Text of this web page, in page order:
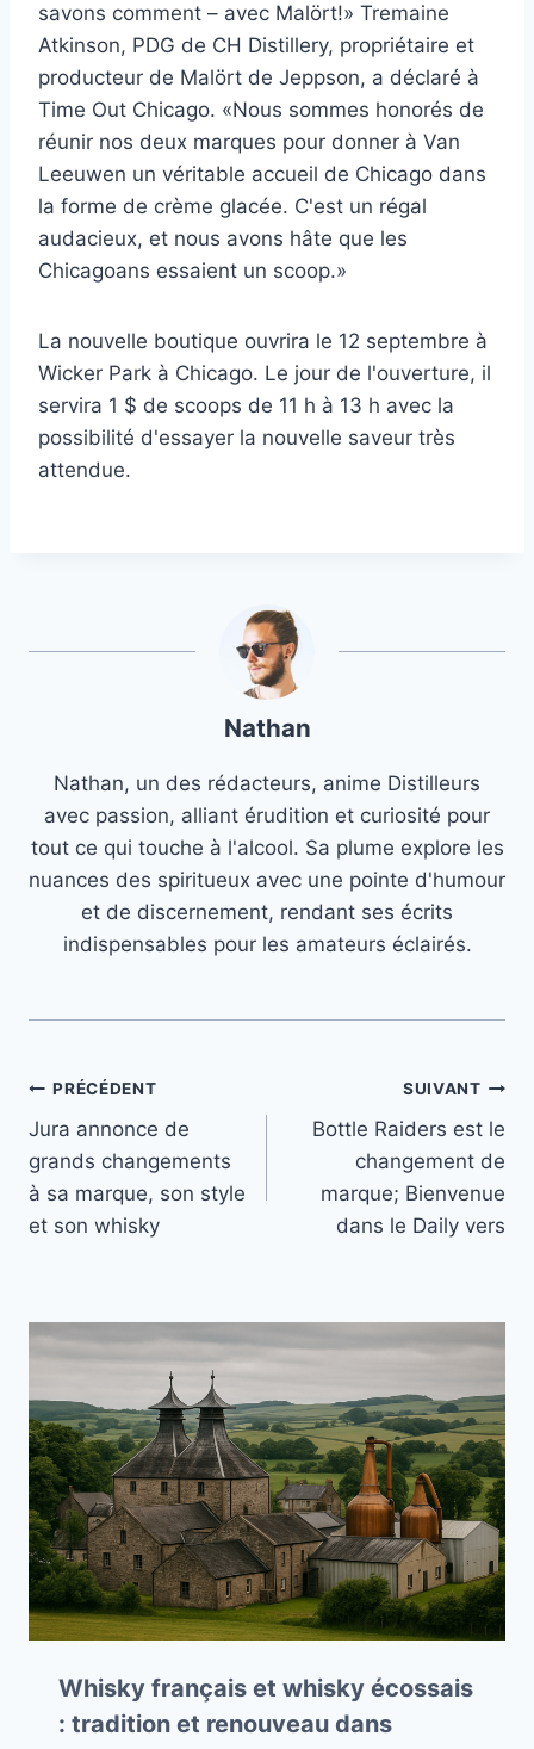
savons comment – avec Malört!» Tremaine
Atkinson, PDG de CH Distillery, propriétaire et
producteur de Malört de Jeppson, a déclaré à
Time Out Chicago. «Nous sommes honorés de
réunir nos deux marques pour donner à Van
Leeuwen un véritable accueil de Chicago dans
la forme de crème glacée. C'est un régal
audacieux, et nous avons hâte que les
Chicagoans essaient un scoop.»
La nouvelle boutique ouvrira le 12 septembre à
Wicker Park à Chicago. Le jour de l'ouverture, il
servira 1 $ de scoops de 11 h à 13 h avec la
possibilité d'essayer la nouvelle saveur très
attendue.
Nathan
Nathan, un des rédacteurs, anime Distilleurs
avec passion, alliant érudition et curiosité pour
tout ce qui touche à l'alcool. Sa plume explore les
nuances des spiritueux avec une pointe d'humour
et de discernement, rendant ses écrits
indispensables pour les amateurs éclairés.
Navigation
de
l’article
PRÉCÉDENT
Jura annonce de
grands changements
à sa marque, son style
et son whisky
SUIVANT
Bottle Raiders est le
changement de
marque; Bienvenue
dans le Daily vers
Whisky français et whisky écossais
: tradition et renouveau dans